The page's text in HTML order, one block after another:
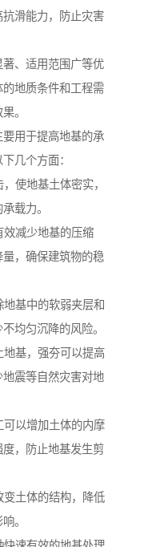
滑能力，防止灾害
、适用范围广等优
地质条件和工程需
。
用于提高地基的承
几个方面：
使地基土体密实，
载力。
效减少地基的压缩
，确保建筑物的稳
基中的软弱夹层和
均匀沉降的风险。
基，强夯可以提高
震等自然灾害对地
以增加土体的内摩
，防止地基发生剪
土体的结构，降低
。